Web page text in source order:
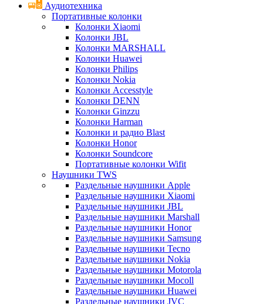
Аудиотехника
Портативные колонки
Колонки Xiaomi
Колонки JBL
Колонки MARSHALL
Колонки Huawei
Колонки Philips
Колонки Nokia
Колонки Accesstyle
Колонки DENN
Колонки Ginzzu
Колонки Harman
Колонки и радио Blast
Колонки Honor
Колонки Soundcore
Портативные колонки Wifit
Наушники TWS
Раздельные наушники Apple
Раздельные наушники Xiaomi
Раздельные наушники JBL
Раздельные наушники Marshall
Раздельные наушники Honor
Раздельные наушники Samsung
Раздельные наушники Tecno
Раздельные наушники Nokia
Раздельные наушники Motorola
Раздельные наушники Mocoll
Раздельные наушники Huawei
Раздельные наушники JVC